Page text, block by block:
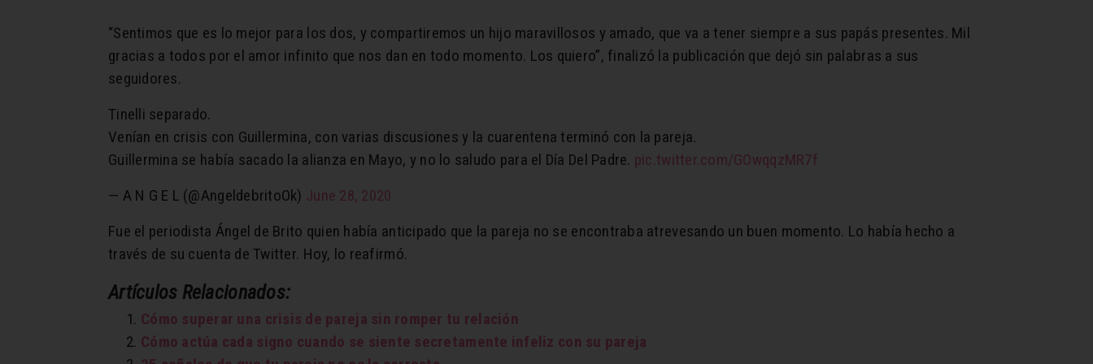
“Sentimos que es lo mejor para los dos, y compartiremos un hijo maravillosos y amado, que va a tener siempre a sus papás presentes. Mil
gracias a todos por el amor infinito que nos dan en todo momento. Los quiero”, finalizó la publicación que dejó sin palabras a sus
seguidores.
Tinelli separado.
Venían en crisis con Guillermina, con varias discusiones y la cuarentena terminó con la pareja.
Guillermina se había sacado la alianza en Mayo, y no lo saludo para el Día Del Padre. pic.twitter.com/GOwqqzMR7f
— A N G E L (@AngeldebritoOk) June 28, 2020
Fue el periodista Ángel de Brito quien había anticipado que la pareja no se encontraba atrevesando un buen momento. Lo había hecho a
través de su cuenta de Twitter. Hoy, lo reafirmó.
Artículos Relacionados:
Cómo superar una crisis de pareja sin romper tu relación
Cómo actúa cada signo cuando se siente secretamente infeliz con su pareja